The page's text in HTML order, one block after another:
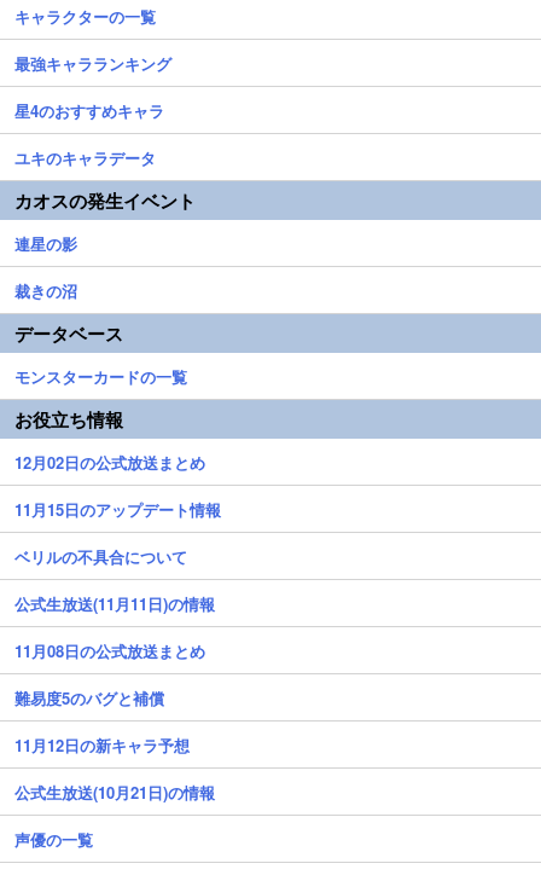
キャラクターの一覧
最強キャラランキング
星4のおすすめキャラ
ユキのキャラデータ
カオスの発生イベント
連星の影
裁きの沼
データベース
モンスターカードの一覧
お役立ち情報
12月02日の公式放送まとめ
11月15日のアップデート情報
ベリルの不具合について
公式生放送(11月11日)の情報
11月08日の公式放送まとめ
難易度5のバグと補償
11月12日の新キャラ予想
公式生放送(10月21日)の情報
声優の一覧